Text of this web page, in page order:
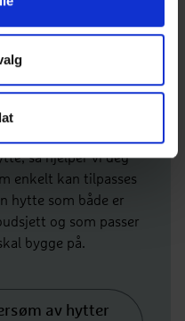
stor og dyr? Trenger
du en badstue i
denne hytta bygges i
bygger ny hytte med
å skreddersy en
akkurat de
så hjelper vi deg
enkelt kan tilpasses
hytte som både er
og som passer
bygge på.
av hytter